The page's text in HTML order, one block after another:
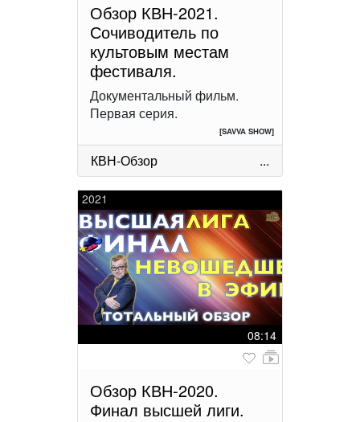
Обзор КВН-2021.
Сочиводитель по
культовым местам
фестиваля.
Документальный фильм.
Первая серия.
[SAVVA SHOW]
КВН-Обзор ...
2021
08:14
Обзор КВН-2020.
Финал высшей лиги.